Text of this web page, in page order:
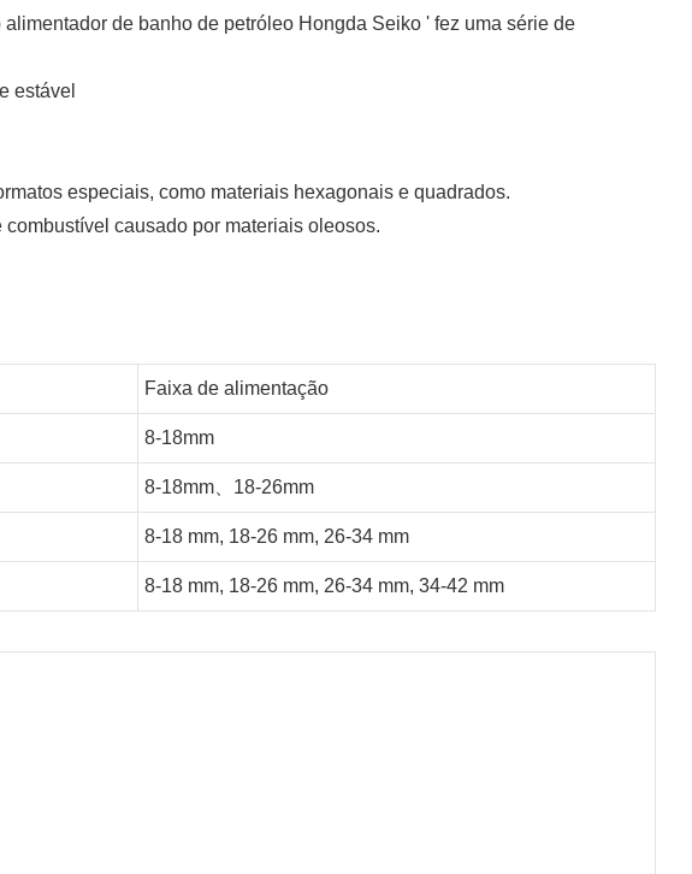
de banho de petróleo Hongda Seiko ' fez uma série de
estável
especiais, como materiais hexagonais e quadrados.
causado por materiais oleosos.
Faixa de alimentação
8-18mm
8-18mm、18-26mm
8-18 mm, 18-26 mm, 26-34 mm
8-18 mm, 18-26 mm, 26-34 mm, 34-42 mm